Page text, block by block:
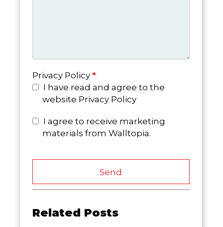
Privacy Policy *
I have read and agree to the
website Privacy Policy
I agree to receive marketing
materials from Walltopia.
Send
Related Posts